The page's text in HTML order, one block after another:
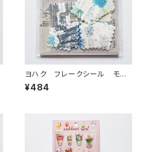
ヨハク フレークシール モノ
ローグ F-013
¥484